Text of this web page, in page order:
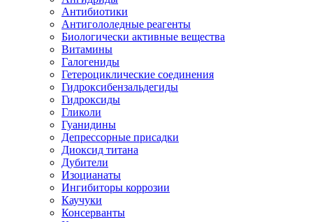
Антибиотики
Антигололедные реагенты
Биологически активные вещества
Витамины
Галогениды
Гетероциклические соединения
Гидроксибензальдегиды
Гидроксиды
Гликоли
Гуанидины
Депрессорные присадки
Диоксид титана
Дубители
Изоцианаты
Ингибиторы коррозии
Каучуки
Консерванты